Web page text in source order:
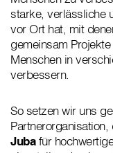
starke, verlässliche
vor Ort hat, mit
gemeinsam
Menschen in
verbessern.
So setzen wir uns
Partnerorganisation,
Jubafür